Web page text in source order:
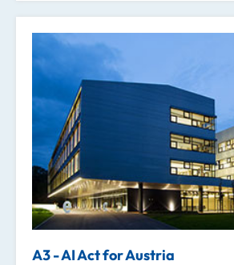
A3 - AI Act for Austria